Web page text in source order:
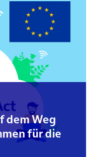
dem Weg
für die